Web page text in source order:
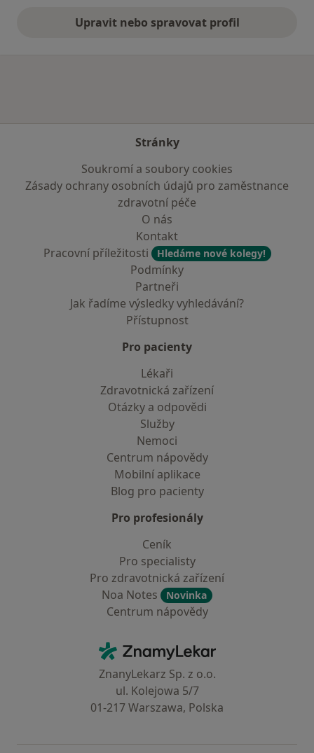
Upravit nebo spravovat profil
Stránky
Soukromí a soubory cookies
Zásady ochrany osobních údajů pro zaměstnance
zdravotní péče
O nás
Kontakt
Pracovní příležitosti
Hledáme nové kolegy!
Podmínky
Partneři
Jak řadíme výsledky vyhledávání?
Přístupnost
Pro pacienty
Lékaři
Zdravotnická zařízení
Otázky a odpovědi
Služby
Nemoci
Centrum nápovědy
Mobilní aplikace
Blog pro pacienty
Pro profesionály
Ceník
Pro specialisty
Pro zdravotnická zařízení
Noa Notes
Novinka
Centrum nápovědy
ZnamyLekar - Hlavní stránka
ZnanyLekarz Sp. z o.o.
ul. Kolejowa 5/7
01-217 Warszawa, Polska